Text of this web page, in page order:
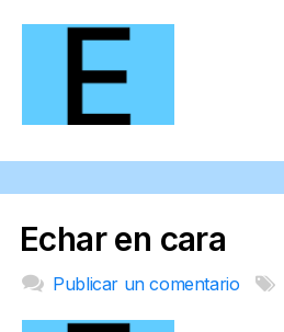
Echar en cara
Publicar un comentario